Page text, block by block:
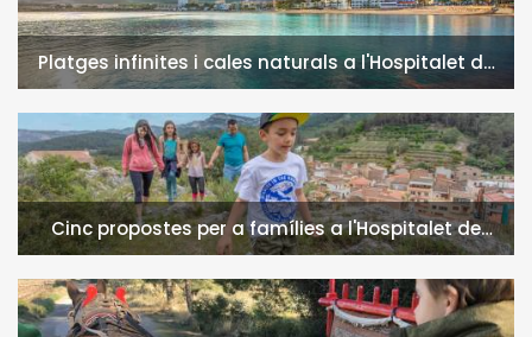
Platges infinites i cales naturals a l'Hospitalet de
l'Infant i la Vall de Llors
Cinc propostes per a famílies a l'Hospitalet de
l'Infant i la Vall de Llors